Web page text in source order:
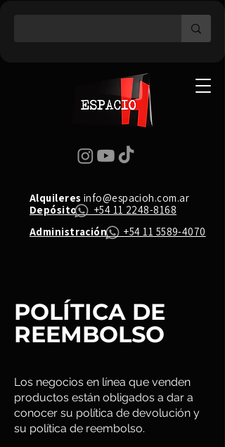
Depósito+54 11 2248-8168
Administración+54 11 5589-4070
Alquileres info@espacioh.com.ar
POLÍTICA DE
REEMBOLSO
Los negocios en línea que venden
productos están obligados a dar a
conocer su política de devolución y
su política de reembolso.